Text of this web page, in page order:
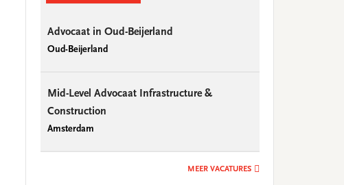
Advocaat in Oud-Beijerland
Oud-Beijerland
Mid-Level Advocaat Infrastructure &
Construction
Amsterdam
MEER VACATURES